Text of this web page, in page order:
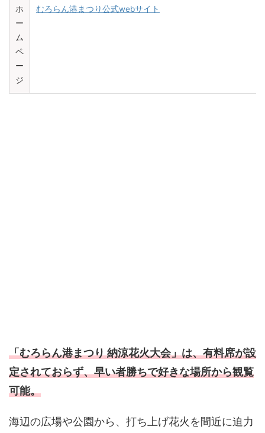
ホ
ー
ム
ペ
ー
ジ
むろらん港まつり公式webサイト
「むろらん港まつり 納涼花火大会」は、有料席が設
定されておらず、早い者勝ちで好きな場所から観覧
可能。
海辺の広場や公園から、打ち上げ花火を間近に迫力